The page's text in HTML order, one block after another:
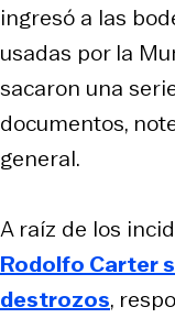
ingresó a las
usadas por la
sacaron una
documentos,
general.
A raíz de los
Rodolfo Carter
destrozos,